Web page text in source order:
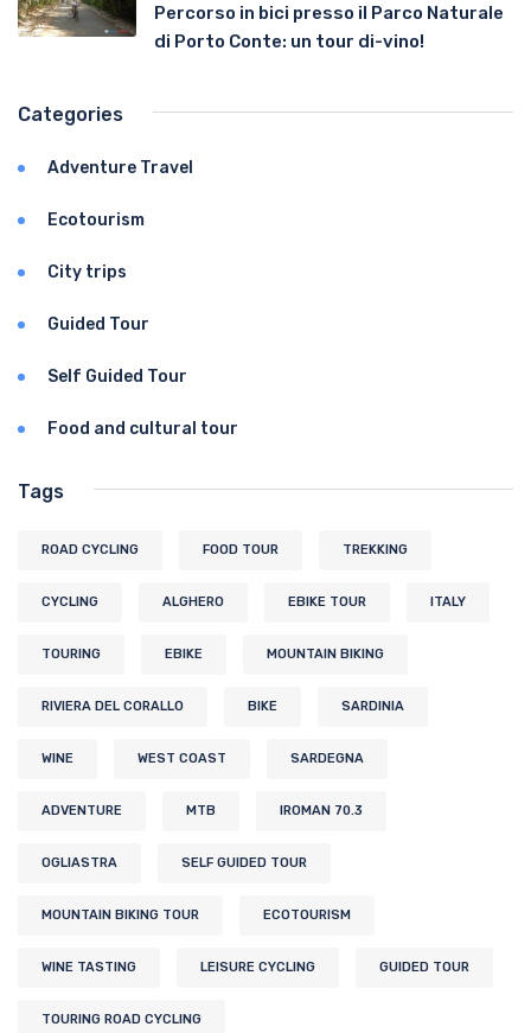
Percorso in bici presso il Parco Naturale
di Porto Conte: un tour di-vino!
Categories
Adventure Travel
Ecotourism
City trips
Guided Tour
Self Guided Tour
Food and cultural tour
Tags
ROAD CYCLING FOOD TOUR TREKKING
CYCLING ALGHERO EBIKE TOUR ITALY
TOURING EBIKE MOUNTAIN BIKING
RIVIERA DEL CORALLO BIKE SARDINIA
WINE WEST COAST SARDEGNA
ADVENTURE MTB IROMAN 70.3
OGLIASTRA SELF GUIDED TOUR
MOUNTAIN BIKING TOUR ECOTOURISM
WINE TASTING LEISURE CYCLING GUIDED TOUR
TOURING ROAD CYCLING